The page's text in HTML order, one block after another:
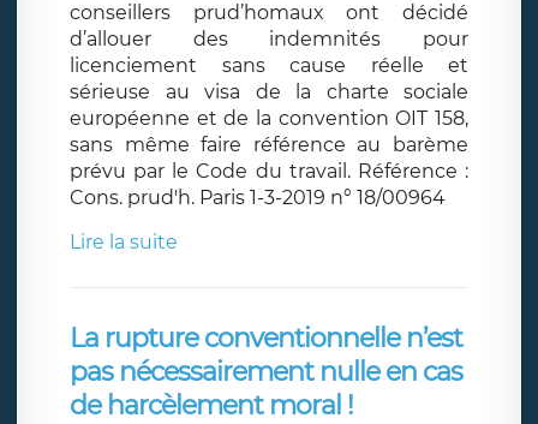
conseillers prud’homaux ont décidé
d’allouer des indemnités pour
licenciement sans cause réelle et
sérieuse au visa de la charte sociale
européenne et de la convention OIT 158,
sans même faire référence au barème
prévu par le Code du travail. Référence :
Cons. prud'h. Paris 1-3-2019 n° 18/00964
Lire la suite
La rupture conventionnelle n’est
pas nécessairement nulle en cas
de harcèlement moral !